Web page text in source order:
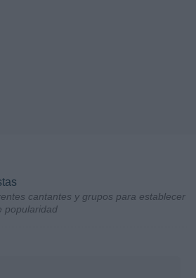
cantantes y grupos para establecer
popularidad